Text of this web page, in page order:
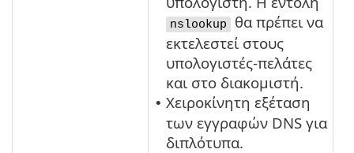
nslookup
θα πρέπει να
εκτελεστεί στους
υπολογιστές-πελάτες
και στο διακομιστή.
• Χειροκίνητη εξέταση
των εγγραφών DNS για
διπλότυπα.